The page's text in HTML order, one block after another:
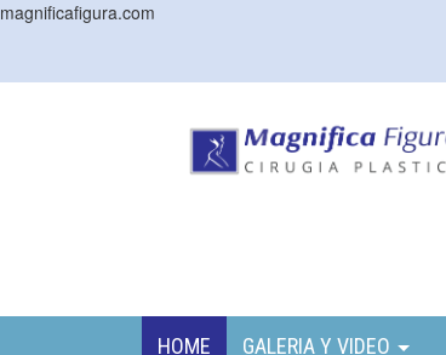
magnificafigura.com
HOME GALERIA Y VIDEO